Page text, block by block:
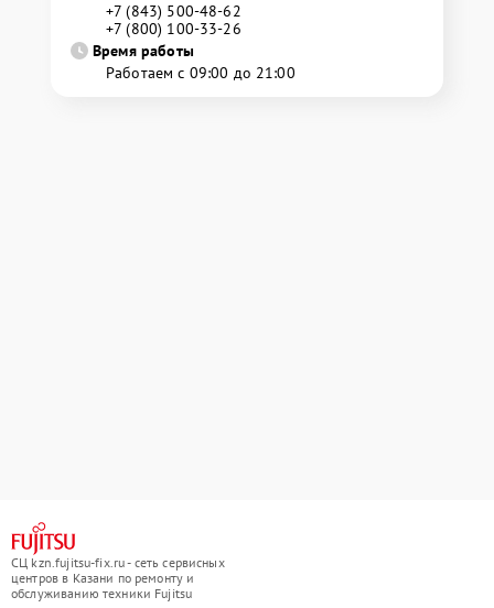
+7 (843) 500-48-62
+7 (800) 100-33-26
Время работы
Работаем с 09:00 до 21:00
СЦ kzn.fujitsu-fix.ru - сеть сервисных
центров в Казани по ремонту и
обслуживанию техники Fujitsu